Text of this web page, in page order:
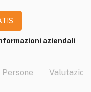
aziendali
Persone Valutazioni